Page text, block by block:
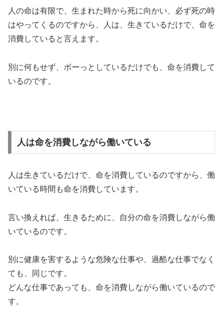
人の命は有限で、生まれた時から死に向かい、必ず死の時
はやってくるのですから、人は、生きているだけで、命を
消費していると言えます。
別に何もせず、ボーっとしているだけでも、命を消費して
いるのです。
人は命を消費しながら働いている
人は生きているだけで、命を消費しているのですから、働
いている時間も命を消費しています。
言い換えれば、生きるために、自分の命を消費しながら働
いているのです。
別に健康を害するような危険な仕事や、過酷な仕事でなく
ても、同じです。
どんな仕事であっても、命を消費しながら働いているので
す。